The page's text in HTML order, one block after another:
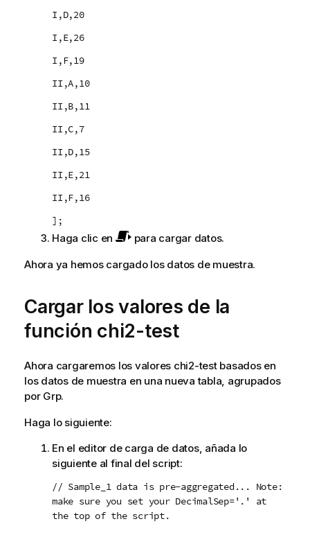
I,D,20
I,E,26
I,F,19
II,A,10
II,B,11
II,C,7
II,D,15
II,E,21
II,F,16
];
Haga clic en
para cargar datos.
Ahora ya hemos cargado los datos de muestra.
Cargar los valores de la
función chi2-test
Ahora cargaremos los valores chi2-testbasados en
los datos de muestra en una nueva tabla, agrupados
por Grp.
Haga lo siguiente:
En el editor de carga de datos, añada lo
siguiente al final del script:
// Sample_1 data is pre-aggregated... Note:
make sure you set your DecimalSep='.' at
the top of the script.